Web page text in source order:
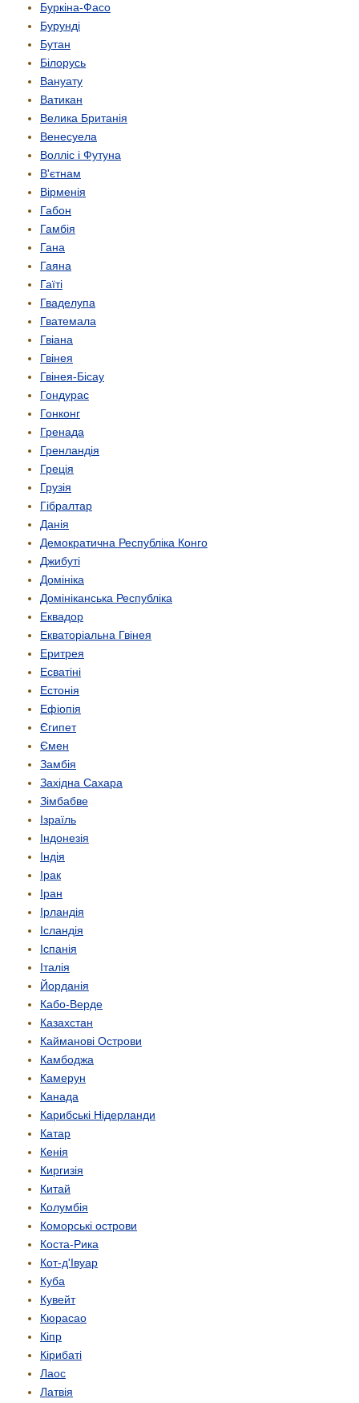
Буркіна-Фасо
Бурунді
Бутан
Білорусь
Вануату
Ватикан
Велика Британія
Венесуела
Волліс і Футуна
В'єтнам
Вірменія
Габон
Гамбія
Гана
Гаяна
Гаїті
Гваделупа
Гватемала
Гвіана
Гвінея
Гвінея-Бісау
Гондурас
Гонконг
Гренада
Гренландія
Греція
Грузія
Гібралтар
Данія
Демократична Республіка Конго
Джибуті
Домініка
Домініканська Республіка
Еквадор
Екваторіальна Гвінея
Еритрея
Есватіні
Естонія
Ефіопія
Єгипет
Ємен
Замбія
Західна Сахара
Зімбабве
Ізраїль
Індонезія
Індія
Ірак
Іран
Ірландія
Ісландія
Іспанія
Італія
Йорданія
Кабо-Верде
Казахстан
Кайманові Острови
Камбоджа
Камерун
Канада
Карибські Нідерланди
Катар
Кенія
Киргизія
Китай
Колумбія
Коморські острови
Коста-Рика
Кот-д'Івуар
Куба
Кувейт
Кюрасао
Кіпр
Кірибаті
Лаос
Латвія